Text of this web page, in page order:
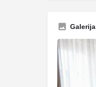
Galerija